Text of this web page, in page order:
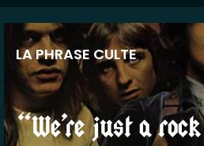
LA PHRASE CULTE
“We’re just a